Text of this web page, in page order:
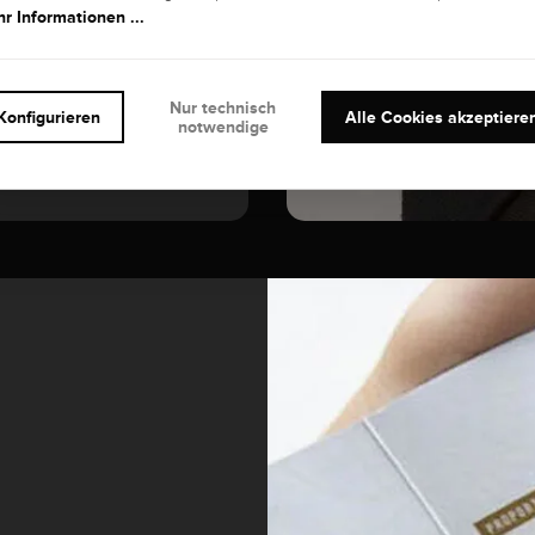
Informationen ...
Alle Cookies
Nur technisch
notwendige